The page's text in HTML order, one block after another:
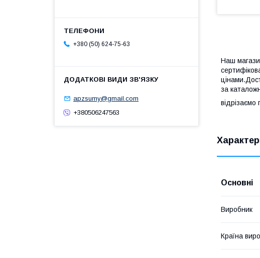
Наш
за
відрізаємо
Основні
Виробник
Країна
+380 (50) 624-75-63
apzsumy@gmail.com
+380506247563